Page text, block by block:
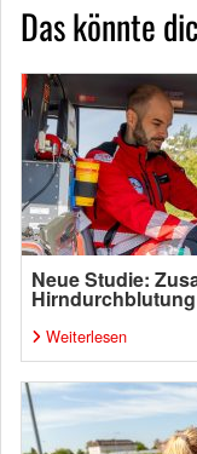
Das könnte
Neue Studie:
Hirndurchblutung
Weiterlesen